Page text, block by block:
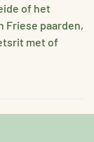
of het
Friese paarden,
met of